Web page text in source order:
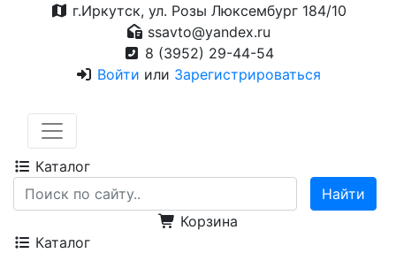
г.Иркутск, ул. Розы Люксембург 184/10
ssavto@yandex.ru
8 (3952) 29-44-54
Войти или Зарегистрироваться
Каталог
Корзина
Каталог